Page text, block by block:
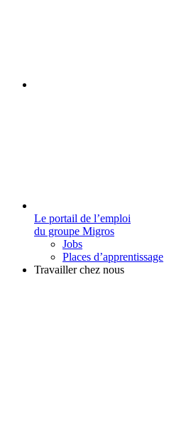
Le portail de l’emploi
du groupe Migros
Jobs
Places d’apprentissage
Travailler chez nous